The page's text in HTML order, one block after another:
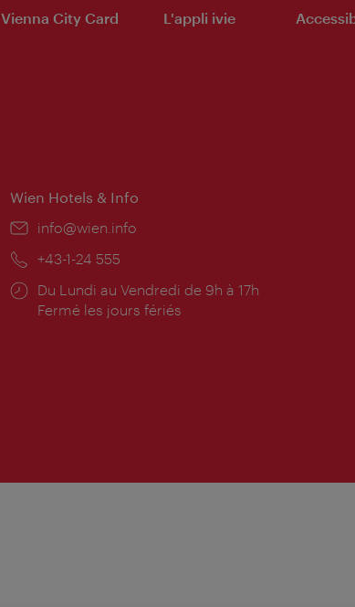
Vienna City Card L'appli ivie
Wien Hotels & Info
E-
info@wien.info
Téléphone:
+43-1-24 555
Horaires
d'ouverture:
Du Lundi au Vendredi de 9h à 17h
Fermé les jours fériés